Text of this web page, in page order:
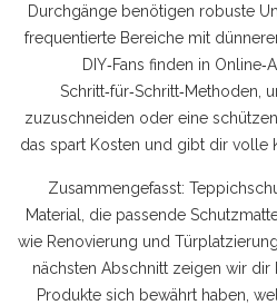
Durchgänge benötigen robuste
frequentierte Bereiche mit
DIY‑Fans finden in
Schritt‑für‑Schritt‑Methoden,
zuzuschneiden oder eine
das spart Kosten und gibt dir volle
Zusammengefasst:
Material, die passende
wie Renovierung und
nächsten Abschnitt zeigen wir
Produkte sich bewährt haben,